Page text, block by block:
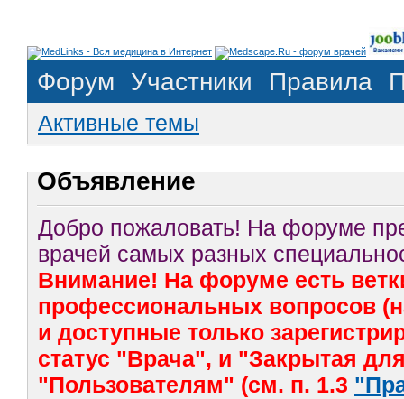
Форум Участники Правила
Активные темы
Объявление
Добро пожаловать! На форуме
врачей самых разных
Внимание! На форуме есть
профессиональных вопросов
и доступные только
статус "Врача", и "Закрытая
"Пользователям" (см. п. 1.3